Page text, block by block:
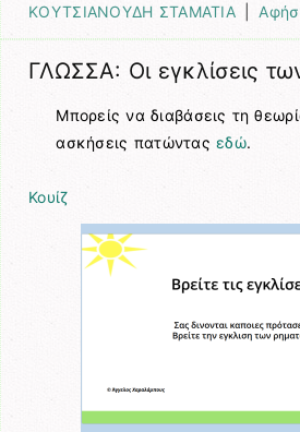
ΚΟΥΤΣΙΑΝΟΥΔΗ ΣΤΑΜΑΤΙΑ
ΓΛΩΣΣΑ: Οι εγκλίσεις
Μπορείς να διαβάσεις τη
ασκήσεις πατώνταςεδώ.
Κουίζ